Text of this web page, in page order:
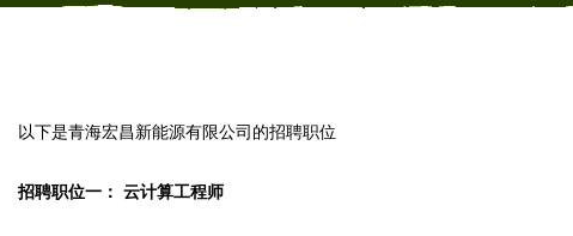
以下是青海宏昌新能源有限公司的招聘职位
招聘职位一： 云计算工程师